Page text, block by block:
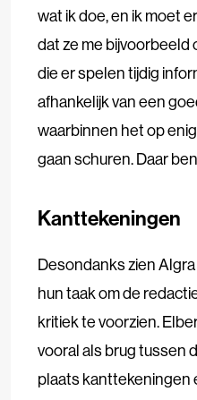
wat ik doe, en ik moet
dat ze me bijvoorbeeld
die er spelen tijdig
afhankelijk van een
waarbinnen het op
gaan schuren. Daar
Kanttekeningen
Desondanks zien
hun taak om de
kritiek te voorzien.
vooral als brug tussen
plaats kanttekeningen